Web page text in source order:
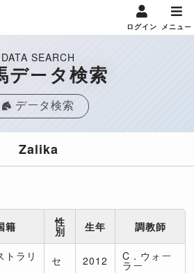
ログイン メニュー
DATA SEARCH
データ検索
データ検索
Zalika
籍 性
別 生年 調教師
トラリ セ 2012 C．ウォー
ラー